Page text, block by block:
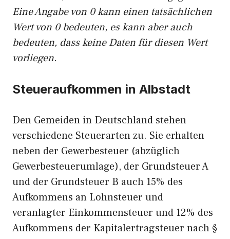
Eine Angabe von 0 kann einen tatsächlichen
Wert von 0 bedeuten, es kann aber auch
bedeuten, dass keine Daten für diesen Wert
vorliegen.
Steueraufkommen in Albstadt
Den Gemeiden in Deutschland stehen
verschiedene Steuerarten zu. Sie erhalten
neben der Gewerbesteuer (abzüglich
Gewerbesteuerumlage), der Grundsteuer A
und der Grundsteuer B auch 15% des
Aufkommens an Lohnsteuer und
veranlagter Einkommensteuer und 12% des
Aufkommens der Kapitalertragsteuer nach §